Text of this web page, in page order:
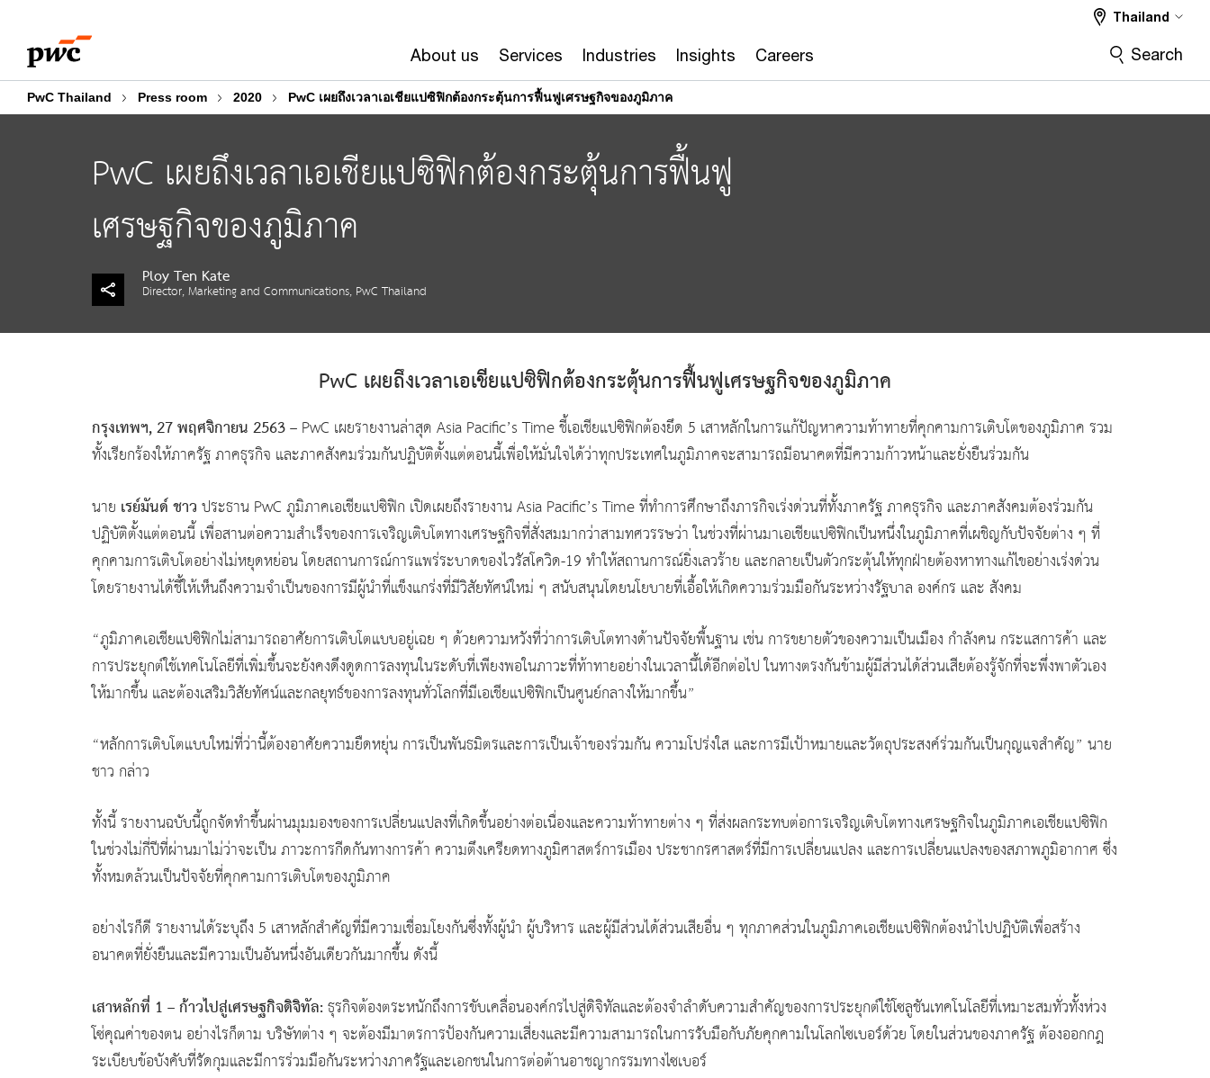
content
footer
About us Services Industries Insights Careers
Thailand
Search
PwC Thailand Press room 2020 PwC เผยถึงเวลาเอเชียแปซิฟิกต้องกระตุ้นการฟื้นฟูเศรษฐกิจของภูมิภาค
PwC เผยถึงเวลาเอเชียแปซิฟิกต้องกระตุ้นการฟื้นฟู
เศรษฐกิจของภูมิภาค
Ploy Ten Kate
Director, Marketing and Communications, PwC Thailand
PwC เผยถึงเวลาเอเชียแปซิฟิกต้องกระตุ้นการฟื้นฟูเศรษฐกิจของภูมิภาค
กรุงเทพฯ, 27 พฤศจิกายน2563 –PwC เผยรายงานล่าสุด Asia Pacific’s Time ชี้เอเชียแปซิฟิกต้องยึด 5 เสาหลักในการแก้ปัญหาความท้าทายที่คุกคามการเติบโตของภูมิภาค รวม
ทั้งเรียกร้องให้ภาครัฐ ภาคธุรกิจ และภาคสังคมร่วมกันปฏิบัติตั้งแต่ตอนนี้เพื่อให้มั่นใจได้ว่าทุกประเทศในภูมิภาคจะสามารถมีอนาคตที่มีความก้าวหน้าและยั่งยืนร่วมกัน
นาย เรย์มันด์ ชาวประธาน PwC ภูมิภาคเอเชียแปซิฟิก เปิดเผยถึงรายงาน Asia Pacific’s Time ที่ทำการศึกษาถึงภารกิจเร่งด่วนที่ทั้งภาครัฐ ภาคธุรกิจ และภาคสังคมต้องร่วมกัน
ปฏิบัติตั้งแต่ตอนนี้ เพื่อสานต่อความสำเร็จของการเจริญเติบโตทางเศรษฐกิจที่สั่งสมมากว่าสามทศวรรษว่า ในช่วงที่ผ่านมาเอเชียแปซิฟิกเป็นหนึ่งในภูมิภาคที่เผชิญกับปัจจัยต่าง ๆ ที่
คุกคามการเติบโตอย่างไม่หยุดหย่อน โดยสถานการณ์การแพร่ระบาดของไวรัสโควิด-19 ทำให้สถานการณ์ยิ่งเลวร้าย และกลายเป็นตัวกระตุ้นให้ทุกฝ่ายต้องหาทางแก้ไขอย่างเร่งด่วน
โดยรายงานได้ชี้ให้เห็นถึงความจำเป็นของการมีผู้นำที่แข็งแกร่งที่มีวิสัยทัศน์ใหม่ ๆ สนับสนุนโดยนโยบายที่เอื้อให้เกิดความร่วมมือกันระหว่างรัฐบาล องค์กร และ สังคม
“ภูมิภาคเอเชียแปซิฟิกไม่สามารถอาศัยการเติบโตแบบอยู่เฉย ๆ ด้วยความหวังที่ว่าการเติบโตทางด้านปัจจัยพื้นฐาน เช่น การขยายตัวของความเป็นเมือง กำลังคน กระแสการค้า และ
การประยุกต์ใช้เทคโนโลยีที่เพิ่มขึ้นจะยังคงดึงดูดการลงทุนในระดับที่เพียงพอในภาวะที่ท้าทายอย่างในเวลานี้ได้อีกต่อไป ในทางตรงกันข้ามผู้มีส่วนได้ส่วนเสียต้องรู้จักที่จะพึ่งพาตัวเอง
ให้มากขึ้น และต้องเสริมวิสัยทัศน์และกลยุทธ์ของการลงทุนทั่วโลกที่มีเอเชียแปซิฟิกเป็นศูนย์กลางให้มากขึ้น”
“หลักการเติบโตแบบใหม่ที่ว่านี้ต้องอาศัยความยืดหยุ่น การเป็นพันธมิตรและการเป็นเจ้าของร่วมกัน ความโปร่งใส และการมีเป้าหมายและวัตถุประสงค์ร่วมกันเป็นกุญแจสำคัญ” นาย
ชาว กล่าว
ทั้งนี้ รายงานฉบับนี้ถูกจัดทำขึ้นผ่านมุมมองของการเปลี่ยนแปลงที่เกิดขึ้นอย่างต่อเนื่องและความท้าทายต่าง ๆ ที่ส่งผลกระทบต่อการเจริญเติบโตทางเศรษฐกิจในภูมิภาคเอเชียแปซิฟิก
ในช่วงไม่กี่ปีที่ผ่านมาไม่ว่าจะเป็น ภาวะการกีดกันทางการค้า ความตึงเครียดทางภูมิศาสตร์การเมือง ประชากรศาสตร์ที่มีการเปลี่ยนแปลง และการเปลี่ยนแปลงของสภาพภูมิอากาศ ซึ่ง
ทั้งหมดล้วนเป็นปัจจัยที่คุกคามการเติบโตของภูมิภาค
อย่างไรก็ดี รายงานได้ระบุถึง 5 เสาหลักสำคัญที่มีความเชื่อมโยงกันซึ่งทั้งผู้นำ ผู้บริหาร และผู้มีส่วนได้ส่วนเสียอื่น ๆ ทุกภาคส่วนในภูมิภาคเอเชียแปซิฟิกต้องนำไปปฏิบัติเพื่อสร้าง
อนาคตที่ยั่งยืนและมีความเป็นอันหนึ่งอันเดียวกันมากขึ้น ดังนี้
เสาหลักที่ 1 – ก้าวไปสู่เศรษฐกิจดิจิทัล:ธุรกิจต้องตระหนักถึงการขับเคลื่อนองค์กรไปสู่ดิจิทัลและต้องจำลำดับความสำคัญของการประยุกต์ใช้โซลูชันเทคโนโลยีที่เหมาะสมทั่วทั้งห่วง
โซ่คุณค่าของตน อย่างไรก็ตาม บริษัทต่าง ๆ จะต้องมีมาตรการป้องกันความเสี่ยงและมีความสามารถในการรับมือกับภัยคุกคามในโลกไซเบอร์ด้วย โดยในส่วนของภาครัฐ ต้องออกกฎ
ระเบียบข้อบังคับที่รัดกุมและมีการร่วมมือกันระหว่างภาครัฐและเอกชนในการต่อต้านอาชญากรรมทางไซเบอร์